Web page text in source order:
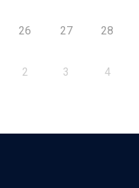
26 27 28
2 3 4